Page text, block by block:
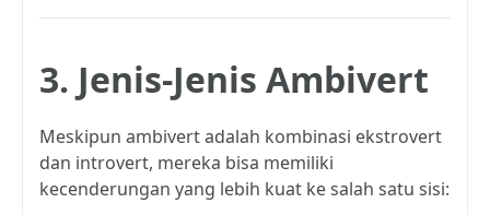
3. Jenis-Jenis Ambivert
Meskipun ambivert adalah kombinasi ekstrovert
dan introvert, mereka bisa memiliki
kecenderungan yang lebih kuat ke salah satu sisi: